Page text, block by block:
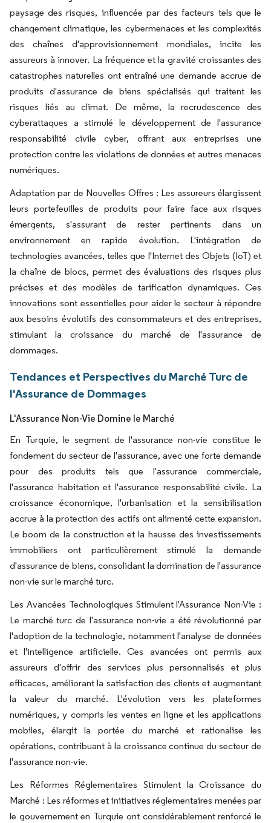
paysage des risques, influencée par des facteurs tels que le
changement climatique, les cybermenaces et les complexités
des chaînes d'approvisionnement mondiales, incite les
assureurs à innover. La fréquence et la gravité croissantes des
catastrophes naturelles ont entraîné une demande accrue de
produits d'assurance de biens spécialisés qui traitent les
risques liés au climat. De même, la recrudescence des
cyberattaques a stimulé le développement de l'assurance
responsabilité civile cyber, offrant aux entreprises une
protection contre les violations de données et autres menaces
numériques.
Adaptation par de Nouvelles Offres : Les assureurs élargissent
leurs portefeuilles de produits pour faire face aux risques
émergents, s'assurant de rester pertinents dans un
environnement en rapide évolution. L'intégration de
technologies avancées, telles que l'Internet des Objets (IoT) et
la chaîne de blocs, permet des évaluations des risques plus
précises et des modèles de tarification dynamiques. Ces
innovations sont essentielles pour aider le secteur à répondre
aux besoins évolutifs des consommateurs et des entreprises,
stimulant la croissance du marché de l'assurance de
dommages.
Tendances et Perspectives du Marché Turc de
l'Assurance de Dommages
L'Assurance Non-Vie Domine le Marché
En Turquie, le segment de l'assurance non-vie constitue le
fondement du secteur de l'assurance, avec une forte demande
pour des produits tels que l'assurance commerciale,
l'assurance habitation et l'assurance responsabilité civile. La
croissance économique, l'urbanisation et la sensibilisation
accrue à la protection des actifs ont alimenté cette expansion.
Le boom de la construction et la hausse des investissements
immobiliers ont particulièrement stimulé la demande
d'assurance de biens, consolidant la domination de l'assurance
non-vie sur le marché turc.
Les Avancées Technologiques Stimulent l'Assurance Non-Vie :
Le marché turc de l'assurance non-vie a été révolutionné par
l'adoption de la technologie, notamment l'analyse de données
et l'intelligence artificielle. Ces avancées ont permis aux
assureurs d'offrir des services plus personnalisés et plus
efficaces, améliorant la satisfaction des clients et augmentant
la valeur du marché. L'évolution vers les plateformes
numériques, y compris les ventes en ligne et les applications
mobiles, élargit la portée du marché et rationalise les
opérations, contribuant à la croissance continue du secteur de
l'assurance non-vie.
Les Réformes Réglementaires Stimulent la Croissance du
Marché : Les réformes et initiatives réglementaires menées par
le gouvernement en Turquie ont considérablement renforcé le